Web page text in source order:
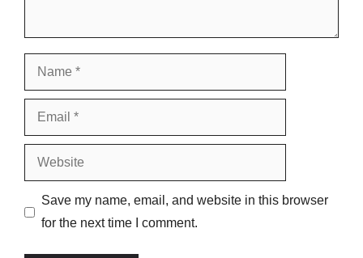
Name
Email
Website
Save my name, email, and website in this browser
for the next time I comment.